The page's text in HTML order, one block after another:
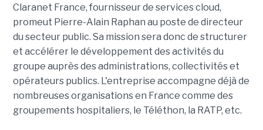
Claranet France, fournisseur de services cloud,
promeut Pierre-Alain Raphan au poste de directeur
du secteur public. Sa mission sera donc de structurer
et accélérer le développement des activités du
groupe auprès des administrations, collectivités et
opérateurs publics. L'entreprise accompagne déjà de
nombreuses organisations en France comme des
groupements hospitaliers, le Téléthon, la RATP, etc.